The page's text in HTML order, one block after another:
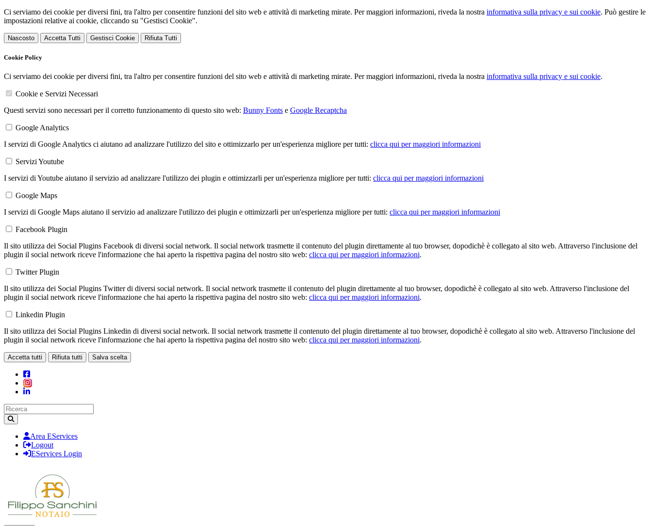
Ci serviamo dei cookie per diversi fini, tra l'altro per consentire funzioni del sito web e attività di marketing mirate. Per maggiori informazioni, riveda la nostra informativa sulla privacy e sui cookie. Può gestire le
impostazioni relative ai cookie, cliccando su "Gestisci Cookie".
Nascosto Accetta Tutti Gestisci Cookie Rifiuta Tutti
Cookie Policy
Ci serviamo dei cookie per diversi fini, tra l'altro per consentire funzioni del sito web e attività di marketing mirate. Per maggiori informazioni, riveda la nostra informativa sulla privacy e sui cookie.
Cookie e Servizi Necessari
Questi servizi sono necessari per il corretto funzionamento di questo sito web: Bunny Fonts e Google Recaptcha
Google Analytics
I servizi di Google Analytics ci aiutano ad analizzare l'utilizzo del sito e ottimizzarlo per un'esperienza migliore per tutti: clicca qui per maggiori informazioni
Servizi Youtube
I servizi di Youtube aiutano il servizio ad analizzare l'utilizzo dei plugin e ottimizzarli per un'esperienza migliore per tutti: clicca qui per maggiori informazioni
Google Maps
I servizi di Google Maps aiutano il servizio ad analizzare l'utilizzo dei plugin e ottimizzarli per un'esperienza migliore per tutti: clicca qui per maggiori informazioni
Facebook Plugin
Il sito utilizza dei Social Plugins Facebook di diversi social network. Il social network trasmette il contenuto del plugin direttamente al tuo browser, dopodichè è collegato al sito web. Attraverso l'inclusione del
plugin il social network riceve l'informazione che hai aperto la rispettiva pagina del nostro sito web: clicca qui per maggiori informazioni.
Twitter Plugin
Il sito utilizza dei Social Plugins Twitter di diversi social network. Il social network trasmette il contenuto del plugin direttamente al tuo browser, dopodichè è collegato al sito web. Attraverso l'inclusione del
plugin il social network riceve l'informazione che hai aperto la rispettiva pagina del nostro sito web: clicca qui per maggiori informazioni.
Linkedin Plugin
Il sito utilizza dei Social Plugins Linkedin di diversi social network. Il social network trasmette il contenuto del plugin direttamente al tuo browser, dopodichè è collegato al sito web. Attraverso l'inclusione del
plugin il social network riceve l'informazione che hai aperto la rispettiva pagina del nostro sito web: clicca qui per maggiori informazioni.
Accetta tutti Rifiuta tutti Salva scelta
Area EServices
Logout
EServices Login